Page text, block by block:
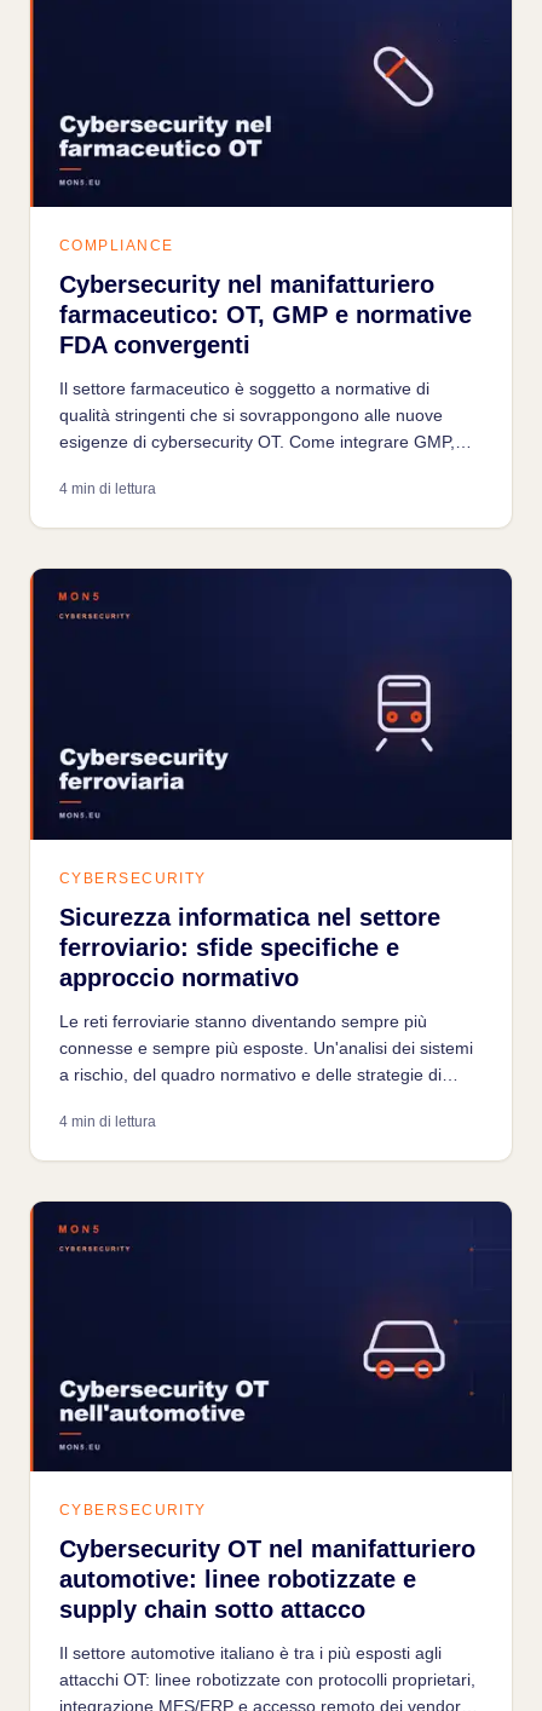
COMPLIANCE
Cybersecurity nel manifatturiero
farmaceutico: OT, GMP e normative
FDA convergenti
Il settore farmaceutico è soggetto a normative di
qualità stringenti che si sovrappongono alle nuove
esigenze di cybersecurity OT. Come integrare GMP,
coerente.
4 min di lettura
CYBERSECURITY
Sicurezza informatica nel settore
ferroviario: sfide specifiche e
approccio normativo
Le reti ferroviarie stanno diventando sempre più
connesse e sempre più esposte. Un'analisi dei sistemi
a rischio, del quadro normativo e delle strategie di
4 min di lettura
CYBERSECURITY
Cybersecurity OT nel manifatturiero
automotive: linee robotizzate e
supply chain sotto attacco
Il settore automotive italiano è tra i più esposti agli
attacchi OT: linee robotizzate con protocolli proprietari,
integrazione MES/ERP e accesso remoto dei vendor